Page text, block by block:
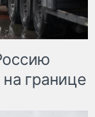
границе